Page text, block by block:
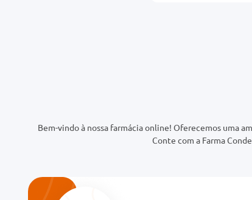
Bem-vindo à nossa farmácia online! Oferecemos uma
Conte com a Farma